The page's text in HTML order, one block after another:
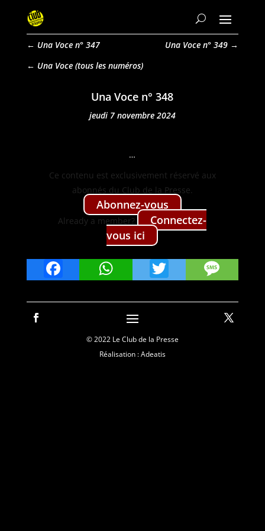
← Una Voce n° 347 Una Voce n° 349 →
Una Voce
Una Voce n° 348
jeudi 7 novembre 2024
…
Ce con­tenu est exclu­sive­ment réservé aux
abon­nés du Club de la Presse.
Abon­nez-vous
Already a mem­ber?
Con­nectez-
vous ici
FacebookWhatsApp
Twitter
© 2022 Le Club de la Presse
Réalisation : Adeatis